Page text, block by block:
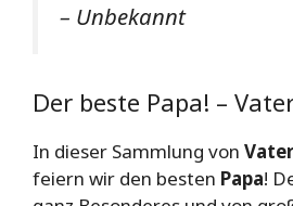
– Unbekannt
Der beste Papa! –
In dieser Sammlung von
feiern wir den besten Papa!